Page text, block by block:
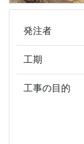
発注者
工期
工事の目的